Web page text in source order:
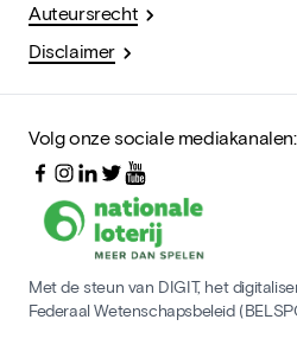
Auteursrecht
Disclaimer
Volg onze sociale mediakanalen:
Met de steun van DIGIT, het
Federaal Wetenschapsbeleid